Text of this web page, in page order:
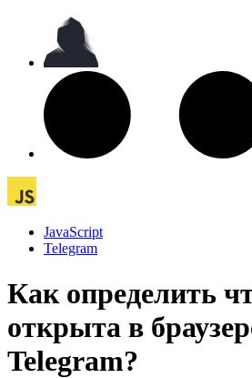
JavaScript
Telegram
Как определить
открыта в
Telegram?